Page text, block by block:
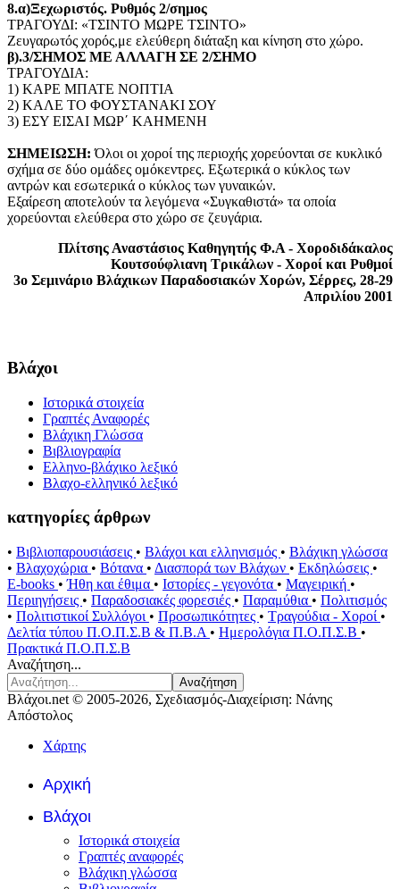
8.α)Ξεχωριστός. Ρυθμός 2/σημος
ΤΡΑΓΟΥΔΙ: «ΤΣΙΝΤΟ ΜΩΡΕ ΤΣΙΝΤΟ»
Ζευγαρωτός χορός,με ελεύθερη διάταξη και κίνηση στο χώρο.
β).3/ΣΗΜΟΣ ΜΕ ΑΛΛΑΓΗ ΣΕ 2/ΣΗΜΟ
ΤΡΑΓΟΥΔΙΑ:
1) KAΡΕ ΜΠΑΤΕ ΝΟΠΤΙΑ
2) ΚΑΛΕ ΤΟ ΦΟΥΣΤΑΝΑΚΙ ΣΟΥ
3) ΕΣΥ ΕΙΣΑΙ ΜΩΡ΄ ΚΑΗΜΕΝΗ
ΣΗΜΕΙΩΣΗ: Όλοι οι χοροί της περιοχής χορεύονται σε κυκλικό
σχήμα σε δύο ομάδες ομόκεντρες. Εξωτερικά ο κύκλος των
αντρών και εσωτερικά ο κύκλος των γυναικών.
Εξαίρεση αποτελούν τα λεγόμενα «Συγκαθιστά» τα οποία
χορεύονται ελεύθερα στο χώρο σε ζευγάρια.
Πλίτσης Αναστάσιος Καθηγητής Φ.Α - Χοροδιδάκαλος
Κουτσούφλιανη Τρικάλων - Χοροί και Ρυθμοί
3o Σεμινάριο Βλάχικων Παραδοσιακών Χορών, Σέρρες, 28-29
Απριλίου 2001
Βλάχοι
Ιστορικά στοιχεία
Γραπτές Αναφορές
Βλάχικη Γλώσσα
Βιβλιογραφία
Ελληνο-βλάχικο λεξικό
Βλαχο-ελληνικό λεξικό
κατηγορίες άρθρων
• Βιβλιοπαρουσιάσεις • Βλάχοι και ελληνισμός • Βλάχικη γλώσσα
• Βλαχοχώρια • Βότανα • Διασπορά των Βλάχων • Εκδηλώσεις •
E-books •Ήθη και έθιμα • Ιστορίες - γεγονότα • Μαγειρική •
Περιηγήσεις • Παραδοσιακές φορεσιές • Παραμύθια • Πολιτισμός
• Πολιτιστικοί Συλλόγοι • Προσωπικότητες • Τραγούδια - Χοροί •
Δελτία τύπου Π.Ο.Π.Σ.Β & Π.Β.Α • Ημερολόγια Π.Ο.Π.Σ.Β •
Πρακτικά Π.Ο.Π.Σ.Β
Αναζήτηση...
Αναζήτηση
Βλάχοι.net © 2005-2026, Σχεδιασμός-Διαχείριση: Νάνης
Απόστολος
Χάρτης
Αρχική
Βλάχοι
Ιστορικά στοιχεία
Γραπτές αναφορές
Βλάχικη γλώσσα